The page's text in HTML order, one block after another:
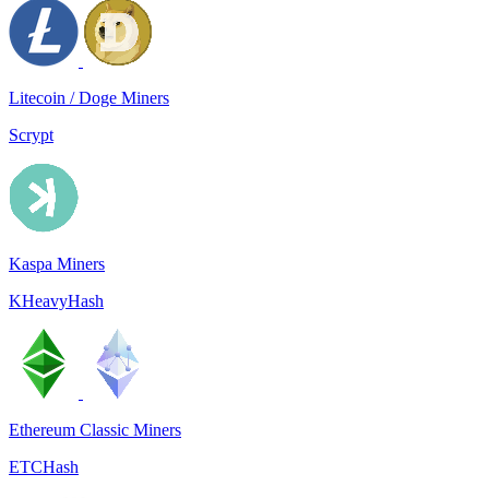
Litecoin / Doge Miners
Scrypt
Kaspa Miners
KHeavyHash
Ethereum Classic Miners
ETCHash